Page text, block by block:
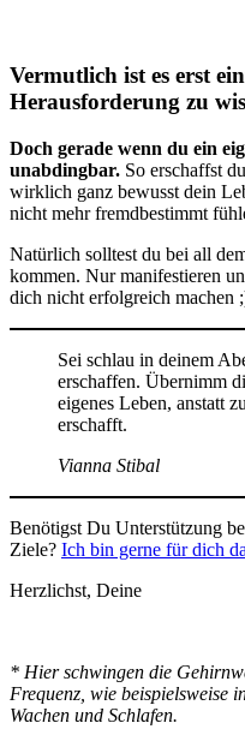
Vermutlich ist es erst
Herausforderung zu
Doch gerade wenn du ein
unabdingbar. So erschaffst
wirklich ganz bewusst dein
nicht mehr fremdbestimmt
Natürlich solltest du bei all
kommen. Nur manifestieren
dich nicht erfolgreich machen
Sei schlau in deinem
erschaffen. Übernimm
eigenes Leben, anstatt
erschafft.
Vianna Stibal
Benötigst Du Unterstützung
Ziele? Ich bin gerne für dich
Herzlichst, Deine
* Hier schwingen die
Frequenz, wie beispielsweise
Wachen und Schlafen.